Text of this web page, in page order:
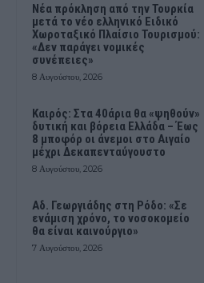
Νέα πρόκληση από την Τουρκία
μετά το νέο ελληνικό Ειδικό
Χωροταξικό Πλαίσιο Τουρισμού:
«Δεν παράγει νομικές
συνέπειες»
8 Αυγούστου, 2026
Καιρός: Στα 40άρια θα «ψηθούν»
δυτική και βόρεια Ελλάδα – Έως
8 μποφόρ οι άνεμοι στο Αιγαίο
μέχρι Δεκαπενταύγουστο
8 Αυγούστου, 2026
Αδ. Γεωργιάδης στη Ρόδο: «Σε
ενάμιση χρόνο, το νοσοκομείο
θα είναι καινούργιο»
7 Αυγούστου, 2026